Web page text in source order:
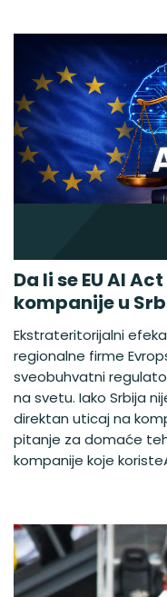
Da li se EU AI
kompanije u
Ekstrateritorijalni
regionalne firme
sveobuhvatni
na svetu. Iako Srbija
direktan uticaj na
pitanje za domaće
kompanije koje